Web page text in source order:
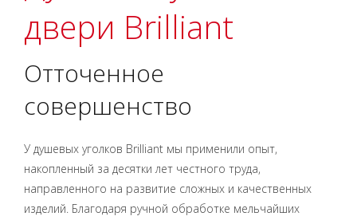
двери Brilliant
Отточенное
совершенство
У душевых уголков Brilliant мы применили опыт,
накопленный за десятки лет честного труда,
направленного на развитие сложных и качественных
изделий. Благодаря ручной обработке мельчайших